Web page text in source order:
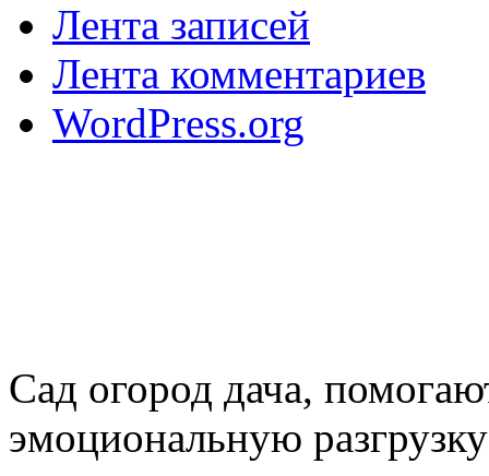
Лента записей
Лента комментариев
WordPress.org
Сад огород дача,
эмоциональную